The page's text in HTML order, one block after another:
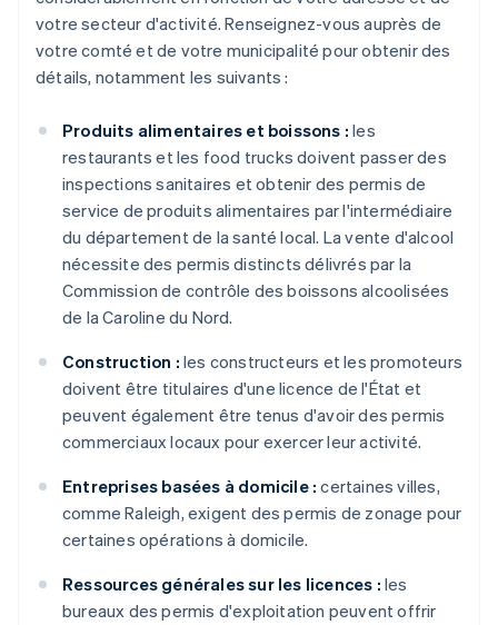
votre secteur d'activité. Renseignez-vous auprès de
votre comté et de votre municipalité pour obtenir des
détails, notamment les suivants :
Produits alimentaires et boissons : les
restaurants et les food trucks doivent passer des
inspections sanitaires et obtenir des permis de
service de produits alimentaires par l'intermédiaire
du département de la santé local. La vente d'alcool
nécessite des permis distincts délivrés par la
Commission de contrôle des boissons alcoolisées
de la Caroline du Nord.
Construction : les constructeurs et les promoteurs
doivent être titulaires d'une licence de l'État et
peuvent également être tenus d'avoir des permis
commerciaux locaux pour exercer leur activité.
Entreprises basées à domicile : certaines villes,
comme Raleigh, exigent des permis de zonage pour
certaines opérations à domicile.
Ressources générales sur les licences : les
bureaux des permis d'exploitation peuvent offrir